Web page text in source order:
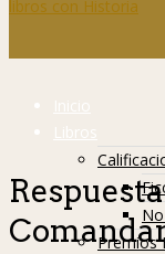
Inicio
Libros
Premios